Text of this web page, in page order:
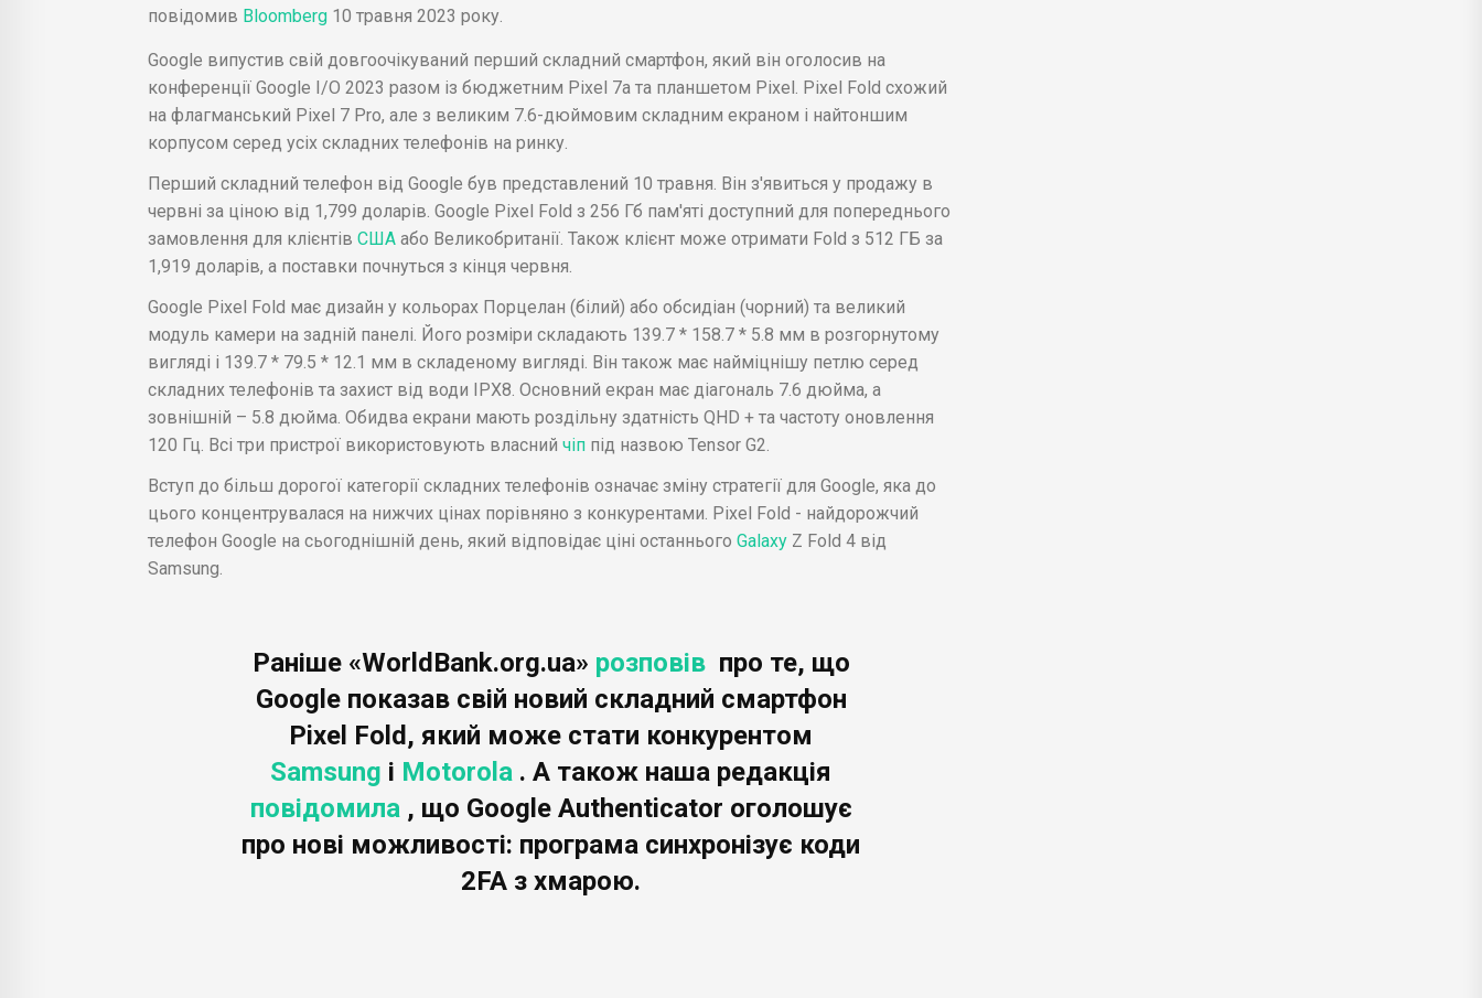
повідомив Bloomberg 10 травня 2023 року.
Google випустив свій довгоочікуваний перший складний смартфон, який він оголосив на
конференції Google I/O 2023 разом із бюджетним Pixel 7a та планшетом Pixel. Pixel Fold схожий
на флагманський Pixel 7 Pro, але з великим 7.6-дюймовим складним екраном і найтоншим
корпусом серед усіх складних телефонів на ринку.
Перший складний телефон від Google був представлений 10 травня. Він з'явиться у продажу в
червні за ціною від 1,799 доларів. Google Pixel Fold з 256 Гб пам'яті доступний для попереднього
замовлення для клієнтів США або Великобританії. Також клієнт може отримати Fold з 512 ГБ за
1,919 доларів, а поставки почнуться з кінця червня.
Google Pixel Fold має дизайн у кольорах Порцелан (білий) або обсидіан (чорний) та великий
модуль камери на задній панелі. Його розміри складають 139.7 * 158.7 * 5.8 мм в розгорнутому
вигляді і 139.7 * 79.5 * 12.1 мм в складеному вигляді. Він також має найміцнішу петлю серед
складних телефонів та захист від води IPX8. Основний екран має діагональ 7.6 дюйма, а
зовнішній – 5.8 дюйма. Обидва екрани мають роздільну здатність QHD + та частоту оновлення
120 Гц. Всі три пристрої використовують власний чіп під назвою Tensor G2.
Вступ до більш дорогої категорії складних телефонів означає зміну стратегії для Google, яка до
цього концентрувалася на нижчих цінах порівняно з конкурентами. Pixel Fold - найдорожчий
телефон Google на сьогоднішній день, який відповідає ціні останнього Galaxy Z Fold 4 від
Samsung.
Раніше «WorldBank.org.ua» розповів про те, що
Google показав свій новий складний смартфон
Pixel Fold, який може стати конкурентом
Samsung і Motorola . А також наша редакція
повідомила , що Google Authenticator оголошує
про нові можливості: програма синхронізує коди
2FA з хмарою.